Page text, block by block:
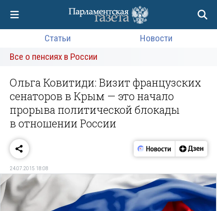
Статьи
Новости
Все о пенсиях в России
Ольга Ковитиди: Визит французских
сенаторов в Крым — это начало
прорыва политической блокады
в отношении России
24.07.2015 18:08